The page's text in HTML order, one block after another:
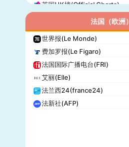
英国UK榜(Official Charts)
法国（欧洲）
世界报(Le Monde)
费加罗报(Le Figaro)
法国国际广播电台(FRI)
艾丽(Elle)
法兰西24(france24)
法新社(AFP)